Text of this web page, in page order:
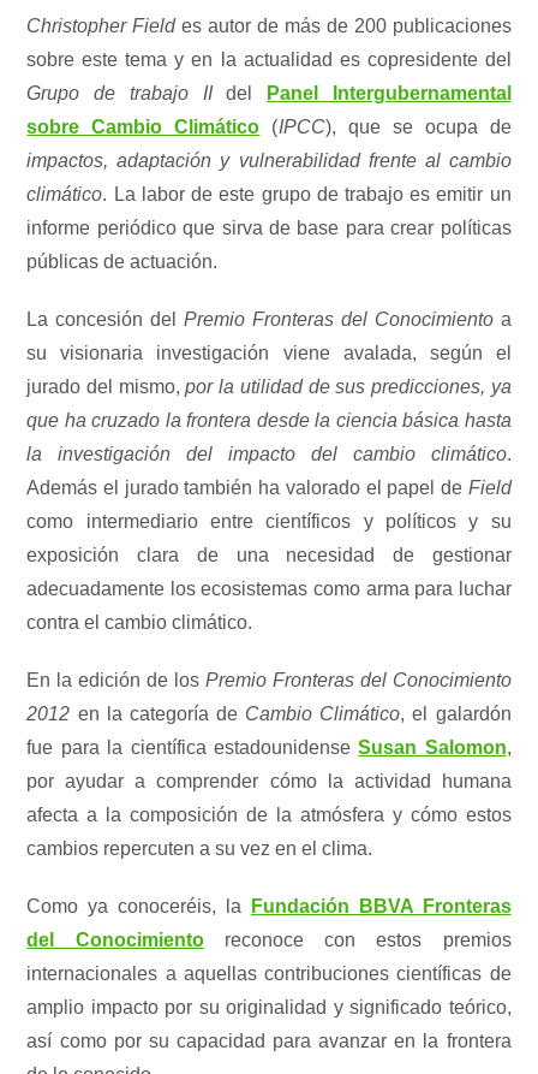
Christopher Fieldes autor de más de 200 publicaciones
sobre este tema y en la actualidad es copresidente del
Grupo de trabajo IIdel
Panel Intergubernamental
sobre Cambio Climático (IPCC), que se ocupa de
impactos, adaptación y vulnerabilidad frente al cambio
climático. La labor de este grupo de trabajo es emitir un
informe periódico que sirva de base para crear políticas
públicas de actuación.
La concesión delPremio Fronteras del Conocimientoa
su visionaria investigación viene avalada, según el
jurado del mismo,por la utilidad de sus predicciones, ya
que ha cruzado la frontera desde la ciencia básica hasta
la investigación del impacto del cambio climático.
Además el jurado también ha valorado el papel de Field
como intermediario entre científicos y políticos y su
exposición clara de una necesidad de gestionar
adecuadamente los ecosistemas como arma para luchar
contra el cambio climático.
En la edición de los Premio Fronteras del Conocimiento
2012 en la categoría de Cambio Climático, el galardón
fue para la científica estadounidenseSusan Salomon,
por ayudar a comprender cómo la actividad humana
afecta a la composición de la atmósfera y cómo estos
cambios repercuten a su vez en el clima.
Como ya conoceréis, la
Fundación BBVA Fronteras
del Conocimientoreconoce con estos premios
internacionales a aquellas contribuciones científicas de
amplio impacto por su originalidad y significado teórico,
así como por su capacidad para avanzar en la frontera